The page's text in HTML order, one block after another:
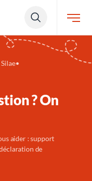
•
? On
aider : support
de